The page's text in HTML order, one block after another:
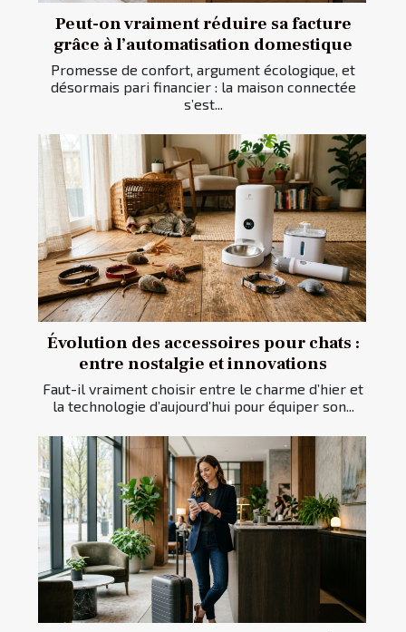
Peut-on vraiment réduire sa facture
grâce à l’automatisation domestique
Promesse de confort, argument écologique, et
désormais pari financier : la maison connectée
s’est...
Évolution des accessoires pour chats :
entre nostalgie et innovations
Faut-il vraiment choisir entre le charme d’hier et
la technologie d’aujourd’hui pour équiper son...